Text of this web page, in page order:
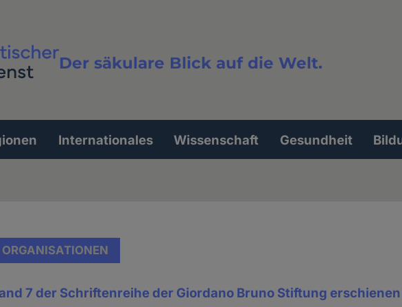
Der säkulare Blick auf die Welt.
Volltextsuche
Internationales Wissenschaft Gesundheit
ORGANISATIONEN
7 der Schriftenreihe der Giordano Bruno Stiftung erschienen